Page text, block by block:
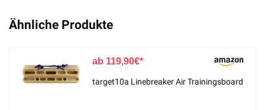
Ähnliche Produkte
119,90€
target10a Linebreaker Air Trainingsboard